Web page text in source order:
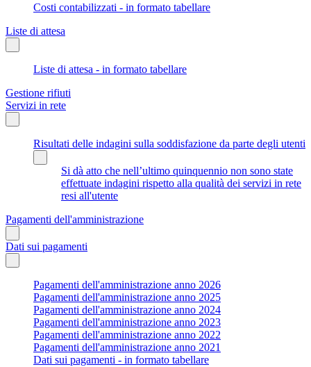
Costi contabilizzati - in formato tabellare
Liste di attesa
Liste di attesa - in formato tabellare
Gestione rifiuti
Servizi in rete
Risultati delle indagini sulla soddisfazione da parte degli utenti
Si dà atto che nell’ultimo quinquennio non sono state
effettuate indagini rispetto alla qualità dei servizi in rete
resi all'utente
Pagamenti dell'amministrazione
Dati sui pagamenti
Pagamenti dell'amministrazione anno 2026
Pagamenti dell'amministrazione anno 2025
Pagamenti dell'amministrazione anno 2024
Pagamenti dell'amministrazione anno 2023
Pagamenti dell'amministrazione anno 2022
Pagamenti dell'amministrazione anno 2021
Dati sui pagamenti - in formato tabellare